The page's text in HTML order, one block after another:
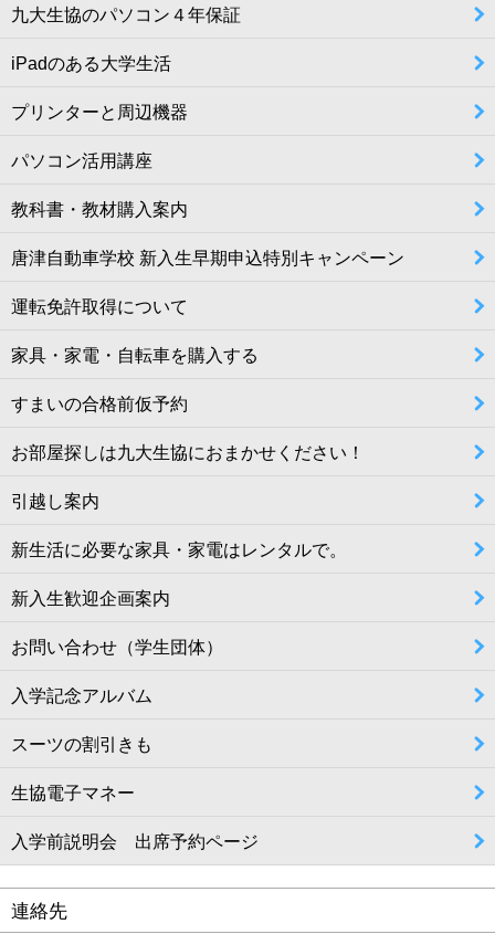
九大生協のパソコン４年保証
iPadのある大学生活
プリンターと周辺機器
パソコン活用講座
教科書・教材購入案内
唐津自動車学校 新入生早期申込特別キャンペーン
運転免許取得について
家具・家電・自転車を購入する
すまいの合格前仮予約
お部屋探しは九大生協におまかせください！
引越し案内
新生活に必要な家具・家電はレンタルで。
新入生歓迎企画案内
お問い合わせ（学生団体）
入学記念アルバム
スーツの割引きも
生協電子マネー
入学前説明会 出席予約ページ
連絡先